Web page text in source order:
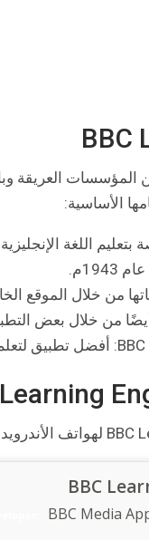
BBC
الأساسية:
اللغة
من خلال الموقع
وأيضًا من خلال بعض
BBC
BBC Media